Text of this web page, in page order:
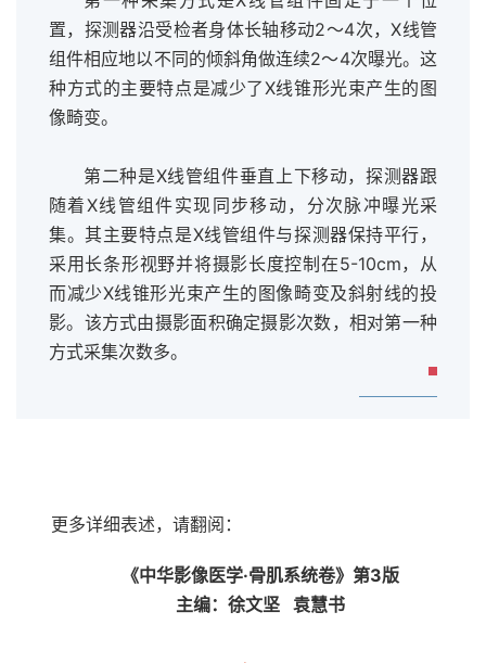
置，探测器沿受检者身体长轴移动2～4次，X线管
组件相应地以不同的倾斜角做连续2～4次曝光。这
种方式的主要特点是减少了X线锥形光束产生的图
像畸变。
第二种是X线管组件垂直上下移动，探测器跟
随着X线管组件实现同步移动，分次脉冲曝光采
集。其主要特点是X线管组件与探测器保持平行，
采用长条形视野并将摄影长度控制在5-10cm，从
而减少X线锥形光束产生的图像畸变及斜射线的投
影。该方式由摄影面积确定摄影次数，相对第一种
方式采集次数多。
更多详细表述，请翻阅：
《中华影像医学·骨肌系统卷》第3版
主编：徐文坚 袁慧书